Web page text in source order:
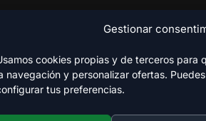
Gestionar
cookies propias y de terceros para
navegación y personalizar ofertas.
tus preferencias.